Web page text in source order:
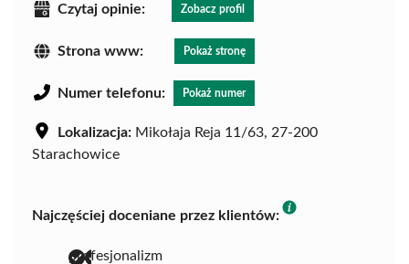
Czytaj opinie: Zobacz profil
Strona www: Pokaż stronę
Numer telefonu: Pokaż numer
Lokalizacja: Mikołaja Reja 11/63, 27-200
Starachowice
Najczęściej doceniane przez klientów:
profesjonalizm